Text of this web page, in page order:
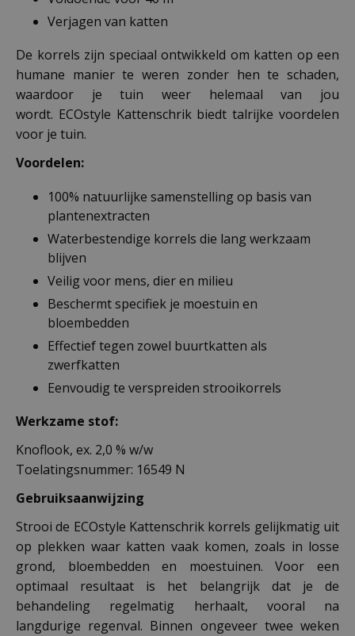
Verjagen van katten
De korrels zijn speciaal ontwikkeld om katten op een
humane manier te weren zonder hen te schaden,
waardoor je tuin weer helemaal van jou
wordt. ECOstyle Kattenschrik biedt talrijke voordelen
voor je tuin.
Voordelen:
100% natuurlijke samenstelling op basis van
plantenextracten
Waterbestendige korrels die lang werkzaam
blijven
Veilig voor mens, dier en milieu
Beschermt specifiek je moestuin en
bloembedden
Effectief tegen zowel buurtkatten als
zwerfkatten
Eenvoudig te verspreiden strooikorrels
Werkzame stof:
Knoflook, ex. 2,0 % w/w
Toelatingsnummer: 16549 N
Gebruiksaanwijzing
Strooi de ECOstyle Kattenschrik korrels gelijkmatig uit
op plekken waar katten vaak komen, zoals in losse
grond, bloembedden en moestuinen. Voor een
optimaal resultaat is het belangrijk dat je de
behandeling regelmatig herhaalt, vooral na
langdurige regenval. Binnen ongeveer twee weken